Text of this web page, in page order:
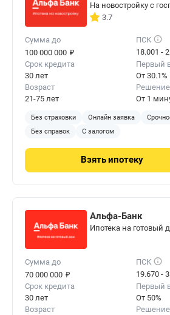
На новостройку с
3.7
Сумма до
100 000 000 ₽
ПСК
18.001 -
Срок кредита
30 лет
Первый
От 30.1%
Возраст
21-75 лет
Решение
От 1
Без страховки Онлайн заявка
Без справок
С залогом
Взятьипотеку
Альфа-Банк
Ипотека на готовый
Сумма до
70 000 000 ₽
ПСК
19.670 -
Срок кредита
30 лет
Первый
От 50%
Возраст
Решение